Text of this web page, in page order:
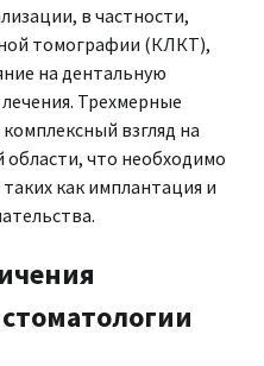
в частности,
томографии (КЛКТ),
на дентальную
Трехмерные
взгляд на
что необходимо
как имплантация и